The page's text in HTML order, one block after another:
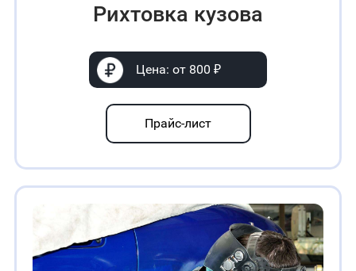
Рихтовка кузова
Цена: от 800 ₽
Прайс-лист